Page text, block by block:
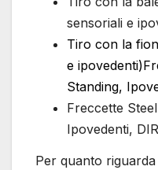
sensoriali e
Tiro con la
e
Standing,
Freccette
Ipovedenti,
Per quanto